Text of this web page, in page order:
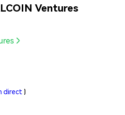
Ventures
direct )